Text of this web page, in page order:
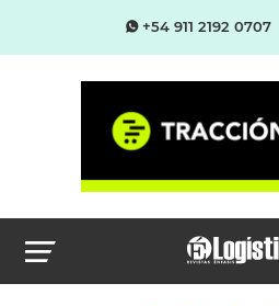
+54 911 2192 0707